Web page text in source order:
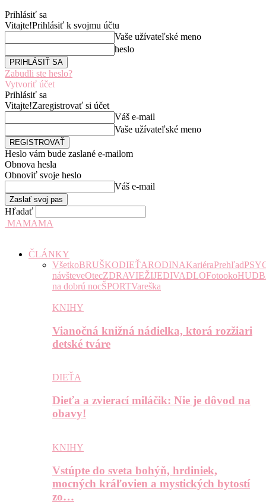
Prihlásiť sa
Vitajte!Prihlásiť k svojmu účtu
Vaše užívateľské meno
heslo
Zabudli ste heslo?
Vytvoriť účet
Prihlásiť sa
Vitajte!Zaregistrovať si účet
Váš e-mail
Vaše užívateľské meno
Heslo vám bude zaslané e-mailom
Obnova hesla
Obnoviť svoje heslo
Váš e-mail
Hľadať
MAMAMA
ČLÁNKY
VšetkoBRUŠKODIEŤARODINAKariéraPrehľad
návšteveOtecZDRAVIEŽIJEDIVADLOFotooko
na dobrú nocŠPORTVareška
KNIHY
Vianočná knižná nádielka, ktorá rozžiari
detské tváre
DIEŤA
Dieťa a zvierací miláčik: Nie je dôvod na
obavy!
KNIHY
Vstúpte do sveta bohýň, hrdiniek,
mocných kráľovien a mystických bytostí
zo…